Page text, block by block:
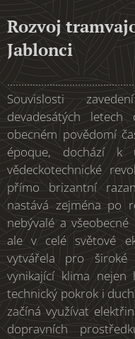
Rozvoj
Jablonci
Souvislosti
devadesátých
obecném povědomí
époque, dochází k
vědeckotechnické
přímo brizantní
nastává zejména po
nebývalé a
ale v celé světové
vytvářela pro široké
vynikající klima
technický pokrok i
začíná využívat
dopravních